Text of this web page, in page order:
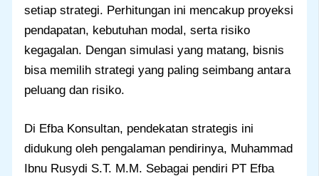
setiap strategi. Perhitungan ini mencakup proyeksi
pendapatan, kebutuhan modal, serta risiko
kegagalan. Dengan simulasi yang matang, bisnis
bisa memilih strategi yang paling seimbang antara
peluang dan risiko.
Di Efba Konsultan, pendekatan strategis ini
didukung oleh pengalaman pendirinya, Muhammad
Ibnu Rusydi S.T. M.M. Sebagai pendiri PT Efba